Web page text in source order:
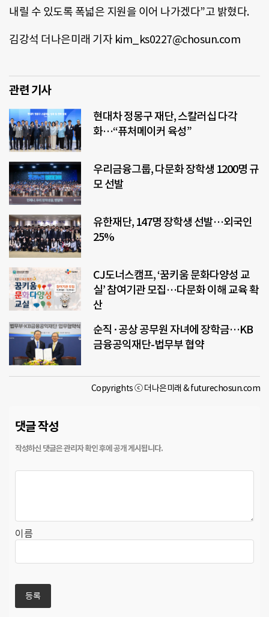
내릴 수 있도록 폭넓은 지원을 이어 나가겠다”고 밝혔다.
김강석 더나은미래 기자 kim_ks0227@chosun.com
관련 기사
현대차 정몽구 재단, 스칼러십 다각
화…“퓨처메이커 육성”
우리금융그룹, 다문화 장학생 1200명 규
모 선발
유한재단, 147명 장학생 선발…외국인
25%
CJ도너스캠프, ‘꿈키움 문화다양성 교
실’ 참여기관 모집…다문화 이해 교육 확
산
순직·공상 공무원 자녀에 장학금…KB
금융공익재단-법무부 협약
Copyrights ⓒ 더나은미래 & futurechosun.com
댓글 작성
이름